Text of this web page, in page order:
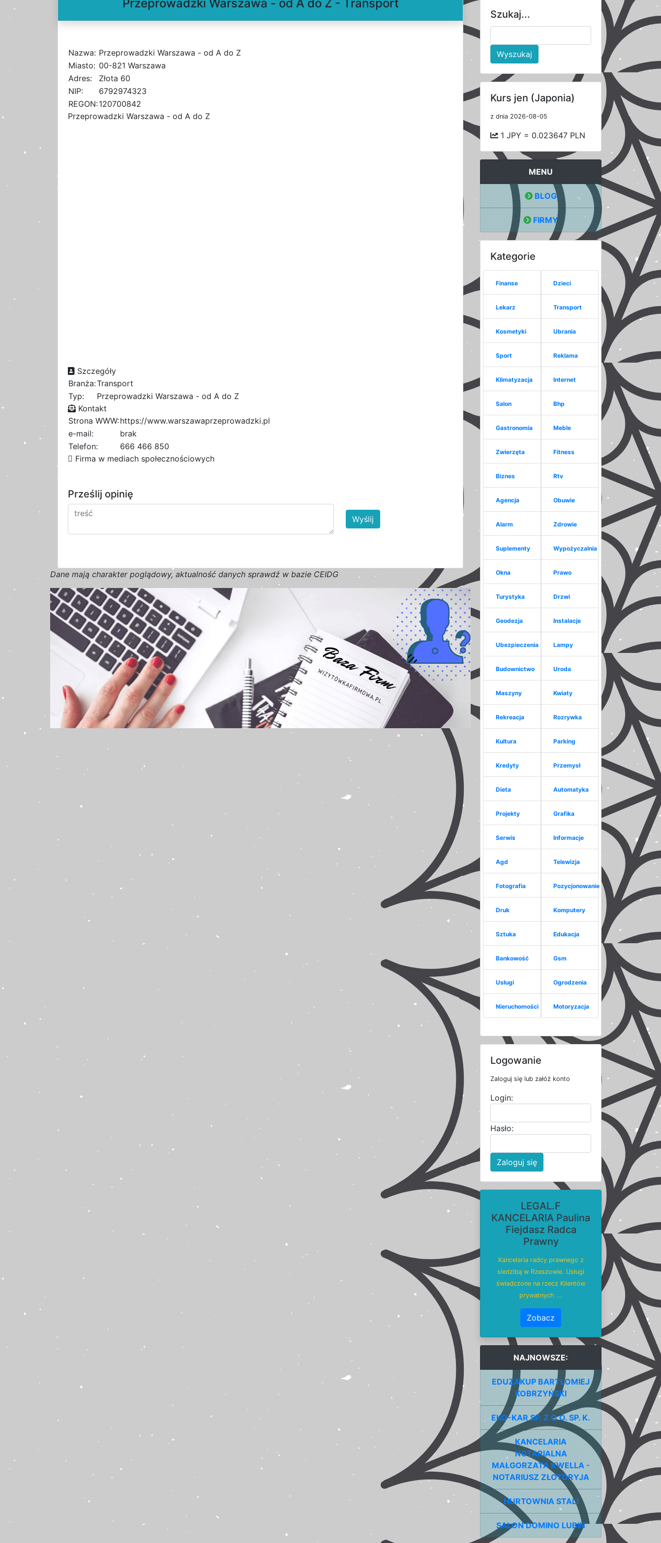
Przeprowadzki Warszawa - od A do Z - Transport
Nazwa: Przeprowadzki Warszawa - od A do Z
Miasto: 00-821 Warszawa
Adres:
Złota 60
NIP:
6792974323
REGON:120700842
Przeprowadzki Warszawa - od A do Z
Szczegóły
Branża:Transport
Typ:
Przeprowadzki Warszawa - od A do Z
Kontakt
Strona WWW:https://www.warszawaprzeprowadzki.pl
e-mail:
brak
Telefon:
666 466 850
Firma w mediach społecznościowych
Prześlij opinię
Wyślij
Dane mają charakter poglądowy, aktualność danych sprawdź w bazie CEIDG
Szukaj...
Wyszukaj
Kurs jen (Japonia)
z dnia 2026-08-05
1 JPY = 0.023647 PLN
MENU
BLOG
FIRMY
Kategorie
Finanse
Lekarz
Kosmetyki
Sport
Klimatyzacja
Salon
Gastronomia
Zwierzęta
Biznes
Agencja
Alarm
Suplementy
Okna
Turystyka
Geodezja
Ubezpieczenia
Budownictwo
Maszyny
Rekreacja
Kultura
Kredyty
Dieta
Projekty
Serwis
Agd
Fotografia
Druk
Sztuka
Bankowość
Usługi
Nieruchomości
Dzieci
Transport
Ubrania
Reklama
Internet
Bhp
Meble
Fitness
Rtv
Obuwie
Zdrowie
Wypożyczalnia
Prawo
Drzwi
Instalacje
Lampy
Uroda
Kwiaty
Rozrywka
Parking
Przemysł
Automatyka
Grafika
Informacje
Telewizja
Pozycjonowanie
Komputery
Edukacja
Gsm
Ogrodzenia
Motoryzacja
Logowanie
Zaloguj się lub załóż konto
Login:
Hasło:
Zaloguj się
LEGAL.F
KANCELARIA Paulina
Fiejdasz Radca
Prawny
Kancelaria radcy prawnego z
siedzibą w Rzeszowie. Usługi
świadczone na rzecz Klientów
prywatnych ...
Zobacz
NAJNOWSZE:
EDUZAKUP BARTŁOMIEJ
KOBRZYŃSKI
EKO-KAR SP. Z O.O. SP. K.
KANCELARIA
NOTARIALNA
MAŁGORZATA KWELLA -
NOTARIUSZ ZŁOTORYJA
HURTOWNIA STALI
SALON DOMINO LUBIN